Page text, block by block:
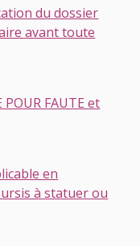
du dossier
avant toute
POUR FAUTE et
en
à statuer ou